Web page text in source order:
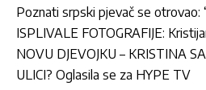
Poznati srpski pjevač se otrovao:
ISPLIVALE FOTOGRAFIJE:
NOVU DJEVOJKU – KRISTINA
ULICI? Oglasila se za HYPE TV